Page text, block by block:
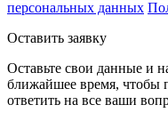
персональных данных
Оставить заявку
Оставьте свои данные и
ближайшее время, чтобы
ответить на все ваши